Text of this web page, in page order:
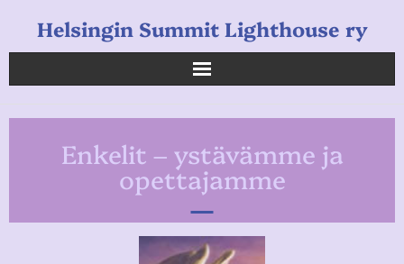
Helsingin Summit Lighthouse ry
OpetuksetEnkelit – ystävämme ja
opettajamme